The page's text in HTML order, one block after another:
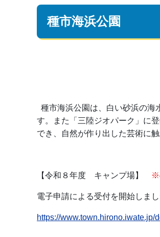
種市海浜公園
種市海浜公園は、白い砂浜の海
す。また「三陸ジオパーク」に
でき、自然が作り出した芸術に
【令和８年度 キャンプ場】
電子申請による受付を開始しま
https://